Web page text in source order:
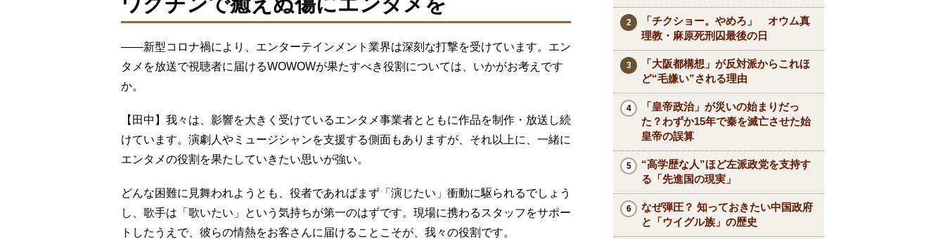
――新型コロナ禍により、エンターテインメント業界は深刻な打撃を受けています。エン
タメを放送で視聴者に届けるWOWOWが果たすべき役割については、いかがお考えです
か。
【田中】我々は、影響を大きく受けているエンタメ事業者とともに作品を制作・放送し続
けています。演劇人やミュージシャンを支援する側面もありますが、それ以上に、一緒に
エンタメの役割を果たしていきたい思いが強い。
どんな困難に見舞われようとも、役者であればまず「演じたい」衝動に駆られるでしょう
し、歌手は「歌いたい」という気持ちが第一のはずです。現場に携わるスタッフをサポー
トしたうえで、彼らの情熱をお客さんに届けることこそが、我々の役割です。
「チクショー。やめろ」 オウム真
理教・麻原死刑囚最後の日
「大阪都構想」が反対派からこれほ
ど“毛嫌い”される理由
「皇帝政治」が災いの始まりだっ
た？わずか15年で秦を滅亡させた始
皇帝の誤算
“高学歴な人”ほど左派政党を支持す
る「先進国の現実」
なぜ弾圧？ 知っておきたい中国政府
と「ウイグル族」の歴史